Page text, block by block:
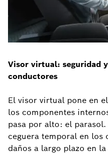
Visor virtual: seguridad
conductores
El visor virtual pone en
los componentes
pasa por alto: el
ceguera temporal en los
daños a largo plazo en